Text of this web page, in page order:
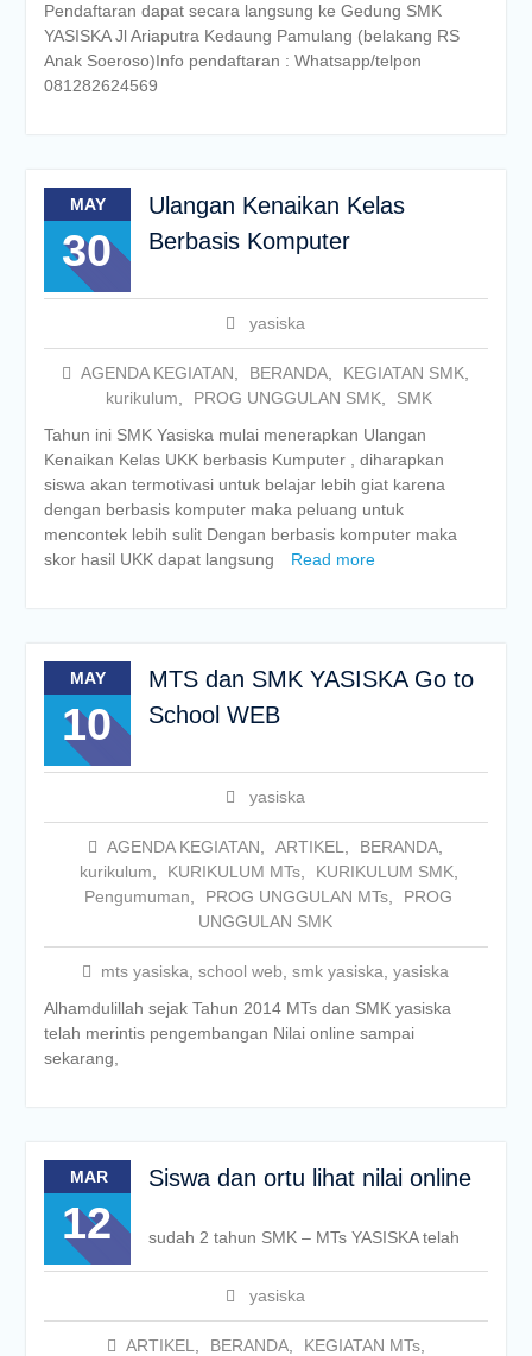
Pendaftaran dapat secara langsung ke Gedung SMK
YASISKA Jl Ariaputra Kedaung Pamulang (belakang RS
Anak Soeroso)Info pendaftaran : Whatsapp/telpon
081282624569
MAY
30
Ulangan Kenaikan Kelas
Berbasis Komputer
yasiska
AGENDA KEGIATAN BERANDA KEGIATAN SMK
kurikulum
PROG UNGGULAN SMK,
SMK
Tahun ini SMK Yasiska mulai menerapkan Ulangan
Kenaikan Kelas UKK berbasis Kumputer , diharapkan
siswa akan termotivasi untuk belajar lebih giat karena
dengan berbasis komputer maka peluang untuk
mencontek lebih sulit Dengan berbasis komputer maka
skor hasil UKK dapat langsung
Read more
MAY
10
MTS dan SMK YASISKA Go to
School WEB
yasiska
AGENDA KEGIATAN ARTIKEL BERANDA
kurikulum
KURIKULUM MTs, KURIKULUM SMK,
Pengumuman
PROG UNGGULAN MTs
PROG
UNGGULAN SMK
mts yasiska ,school web ,smk yasiska ,yasiska
Alhamdulillah sejak Tahun 2014 MTs dan SMK yasiska
telah merintis pengembangan Nilai online sampai
sekarang,
MAR
12
Siswa dan ortu lihat nilai online
yasiska
ARTIKEL BERANDA, KEGIATAN MTs,
sudah 2 tahun SMK – MTs YASISKA telah